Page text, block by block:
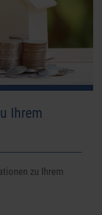
Ihrem
zu Ihrem